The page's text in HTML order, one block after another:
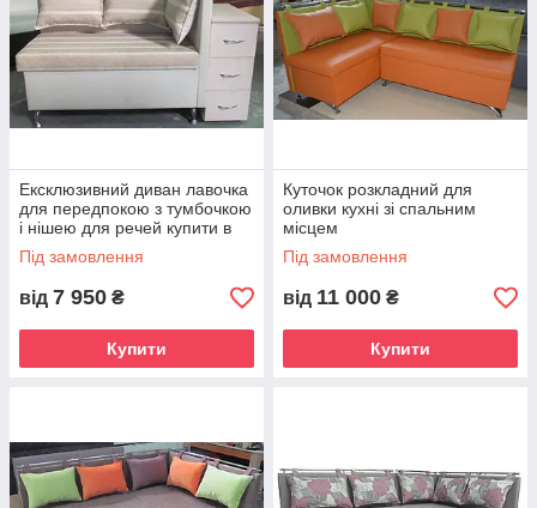
Ексклюзивний диван лавочка
для передпокою з тумбочкою
і нішею для речей купити в
Україні М'які меблі для кухні
Під замовлення
від 7 950 ₴
Купити
Куточок розкладний для
оливки кухні зі спальним
місцем
Під замовлення
від 11 000 ₴
Купити